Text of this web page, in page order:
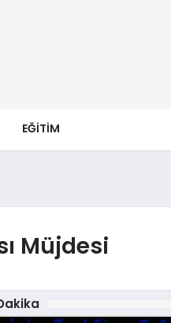
EĞITIM
Müjdesi